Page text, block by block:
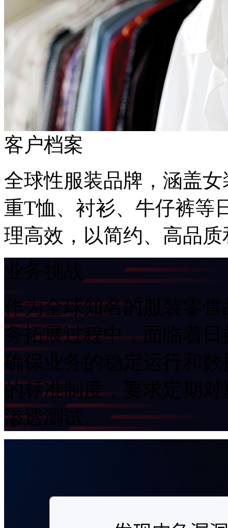
客户档案
全球性服装品牌，涵盖女装
重T恤、衬衫、牛仔裤
理高效，以简约、高
作为全球知名的服装零售
务拓展过程中，面临
确保业务的稳定运行和数
的标准制度，要求定
渗透测试。